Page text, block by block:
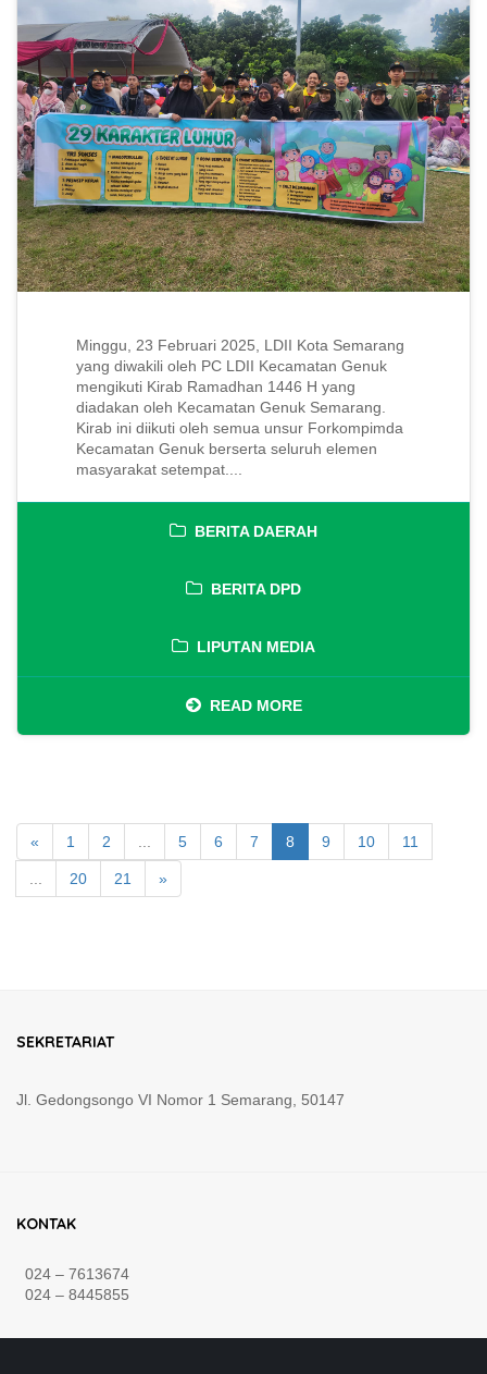
Minggu, 23 Februari 2025, LDII Kota Semarang
yang diwakili oleh PC LDII Kecamatan Genuk
mengikuti Kirab Ramadhan 1446 H yang
diadakan oleh Kecamatan Genuk Semarang.
Kirab ini diikuti oleh semua unsur Forkompimda
Kecamatan Genuk berserta seluruh elemen
masyarakat setempat....
BERITA DAERAH
BERITA DPD
LIPUTAN MEDIA
READ MORE
« 1 2 5 6 7 8 9 10 11
20 21 »
SEKRETARIAT
Jl. Gedongsongo VI Nomor 1 Semarang, 50147
KONTAK
024 – 7613674
024 – 8445855